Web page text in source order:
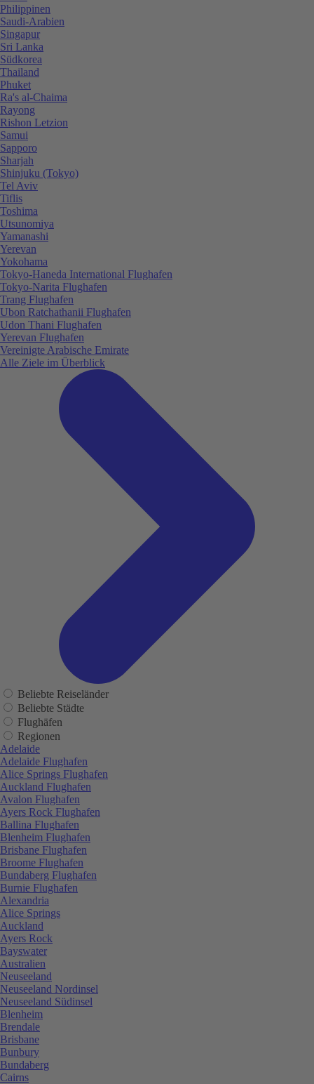
Philippinen
Saudi-Arabien
Singapur
Sri Lanka
Südkorea
Thailand
Phuket
Ra's al-Chaima
Rayong
Rishon Letzion
Samui
Sapporo
Sharjah
Shinjuku (Tokyo)
Tel Aviv
Tiflis
Toshima
Utsunomiya
Yamanashi
Yerevan
Yokohama
Tokyo-Haneda International Flughafen
Tokyo-Narita Flughafen
Trang Flughafen
Ubon Ratchathanii Flughafen
Udon Thani Flughafen
Yerevan Flughafen
Vereinigte Arabische Emirate
Alle Ziele im Überblick
Beliebte Reiseländer
Beliebte Städte
Flughäfen
Regionen
Adelaide
Adelaide Flughafen
Alice Springs Flughafen
Auckland Flughafen
Avalon Flughafen
Ayers Rock Flughafen
Ballina Flughafen
Blenheim Flughafen
Brisbane Flughafen
Broome Flughafen
Bundaberg Flughafen
Burnie Flughafen
Alexandria
Alice Springs
Auckland
Ayers Rock
Bayswater
Australien
Neuseeland
Neuseeland Nordinsel
Neuseeland Südinsel
Blenheim
Brendale
Brisbane
Bunbury
Bundaberg
Cairns